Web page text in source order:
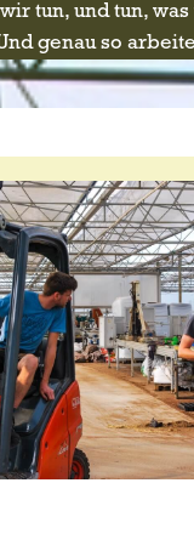
tun, und tun,
genau so